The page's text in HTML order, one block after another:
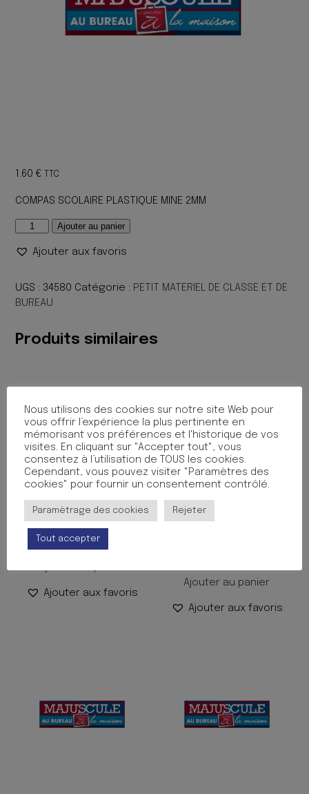
1.60€ TTC
COMPAS SCOLAIRE PLASTIQUE MINE 2MM
quantité
COMPAS
PLASTIQUE
MINE
Ajouter au panier
Ajouter aux favoris
UGS : 34580 Catégorie : PETIT MATERIEL DE CLASSE ET DE
BUREAU
Produits similaires
CISEAUX BI-MATIERE 13CM
1.90€ TTC
Ajouter aux favoris
CISEAUX COSMIC KIDS
Ajouter au panier
Ajouter aux favoris
Nous utilisons des cookies sur notre site Web pour
vous offrir l’expérience la plus pertinente en
mémorisant vos préférences et l'historique de vos
visites. En cliquant sur "Accepter tout", vous
consentez à l’utilisation de TOUS les cookies.
Cependant, vous pouvez visiter "Paramètres des
cookies" pour fournir un consentement contrôlé.
Paramètrage des cookies Rejeter
Tout accepter